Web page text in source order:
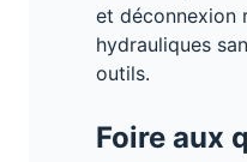
et déconnexion
hydrauliques
outils.
Foire aux